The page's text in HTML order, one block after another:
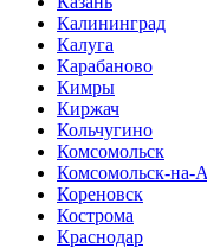
Калининград
Калуга
Карабаново
Кимры
Киржач
Кольчугино
Комсомольск
Комсомольск-на-
Кореновск
Кострома
Краснодар